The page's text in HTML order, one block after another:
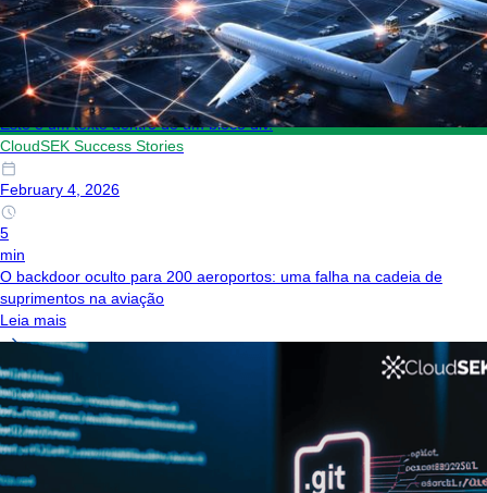
Este é um texto dentro de um bloco div.
CloudSEK Success Stories
February 4, 2026
5
min
O backdoor oculto para 200 aeroportos: uma falha na cadeia de
suprimentos na aviação
Leia mais